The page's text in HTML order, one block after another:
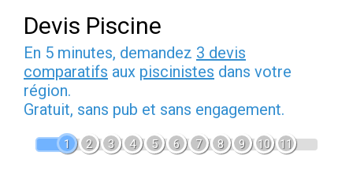
Devis Piscine
En 5 minutes, demandez 3 devis
comparatifs aux piscinistes dans votre
région.
Gratuit, sans pub et sans engagement.
1 2 3 4 5 6 7 8 9 10 11